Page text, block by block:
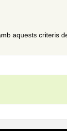
aquests criteris